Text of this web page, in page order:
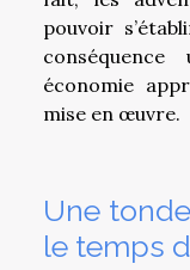
pouvoir
économie
mise en œuvre.
Une
le temps